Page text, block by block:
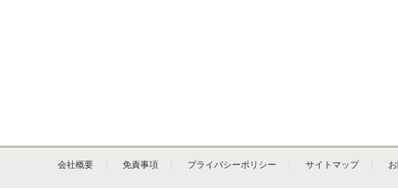
会社概要 免責事項 プライバシーポリシー サイトマップ｜